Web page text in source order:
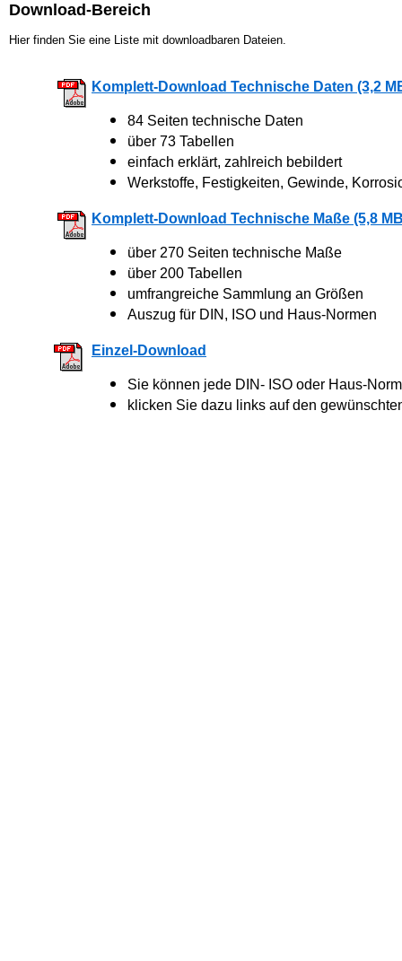
Download-Bereich
Hier finden Sie eine Liste mit downloadbaren Dateien.
Komplett-Download Technische Daten (3,2
84 Seiten technische Daten
über 73 Tabellen
einfach erklärt, zahlreich bebildert
Werkstoffe, Festigkeiten, Gewinde,
Komplett-Download Technische Maße (5,8
über 270 Seiten technische Maße
über 200 Tabellen
umfrangreiche Sammlung an Größen
Auszug für DIN, ISO und Haus-Normen
Einzel-Download
Sie können jede DIN- ISO oder Haus-
klicken Sie dazu links auf den